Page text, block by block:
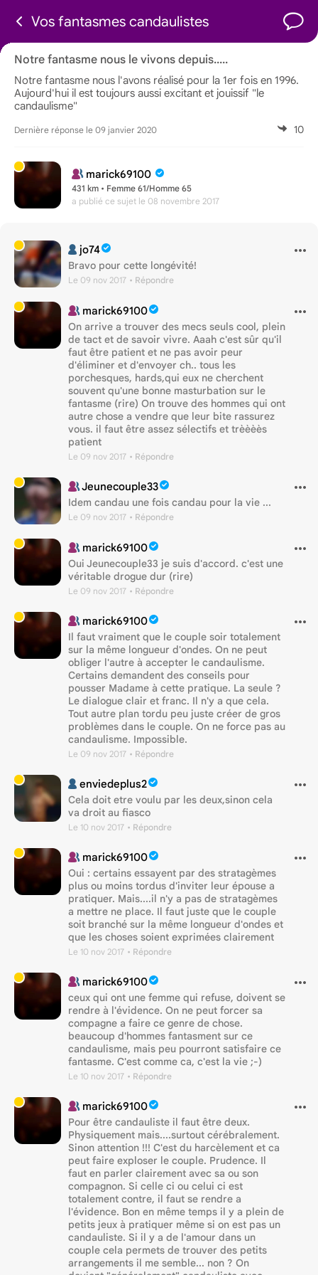
Vos fantasmes candaulistes
Notre fantasme nous le vivons depuis.....
Notre fantasme nous l'avons réalisé pour la 1er fois en 1996.
Aujourd'hui il est toujours aussi excitant et jouissif "le
candaulisme"
Dernière réponse le 09 janvier 2020 10
marick69100
431 km • Femme 61/Homme 65
a publié ce sujet le 08 novembre 2017
jo74
Bravo pour cette longévité!
Le 09 nov 2017 • Répondre
marick69100
On arrive a trouver des mecs seuls cool, plein
de tact et de savoir vivre. Aaah c'est sûr qu'il
faut être patient et ne pas avoir peur
d'éliminer et d'envoyer ch.. tous les
porchesques, hards,qui eux ne cherchent
souvent qu'une bonne masturbation sur le
fantasme (rire) On trouve des hommes qui ont
autre chose a vendre que leur bite rassurez
vous. il faut être assez sélectifs et trèèèès
patient
Le 09 nov 2017 • Répondre
Jeunecouple33
Idem candau une fois candau pour la vie ...
Le 09 nov 2017 • Répondre
marick69100
Oui Jeunecouple33 je suis d'accord. c'est une
véritable drogue dur (rire)
Le 09 nov 2017 • Répondre
marick69100
Il faut vraiment que le couple soir totalement
sur la même longueur d'ondes. On ne peut
obliger l'autre à accepter le candaulisme.
Certains demandent des conseils pour
pousser Madame à cette pratique. La seule ?
Le dialogue clair et franc. Il n'y a que cela.
Tout autre plan tordu peu juste créer de gros
problèmes dans le couple. On ne force pas au
candaulisme. Impossible.
Le 09 nov 2017 • Répondre
enviedeplus2
Cela doit etre voulu par les deux,sinon cela
va droit au fiasco
Le 10 nov 2017 • Répondre
marick69100
Oui : certains essayent par des stratagèmes
plus ou moins tordus d'inviter leur épouse a
pratiquer. Mais....il n'y a pas de stratagèmes
a mettre ne place. Il faut juste que le couple
soit branché sur la même longueur d'ondes et
que les choses soient exprimées clairement
Le 10 nov 2017 • Répondre
marick69100
ceux qui ont une femme qui refuse, doivent se
rendre à l'évidence. On ne peut forcer sa
compagne a faire ce genre de chose.
beaucoup d'hommes fantasment sur ce
candaulisme, mais peu pourront satisfaire ce
fantasme. C'est comme ca, c'est la vie ;-)
Le 10 nov 2017 • Répondre
marick69100
Pour être candauliste il faut être deux.
Physiquement mais....surtout cérébralement.
Sinon attention !!! C'est du harcèlement et ca
peut faire exploser le couple. Prudence. Il
faut en parler clairement avec sa ou son
compagnon. Si celle ci ou celui ci est
totalement contre, il faut se rendre a
l'évidence. Bon en même temps il y a plein de
petits jeux à pratiquer même si on est pas un
candauliste. Si il y a de l'amour dans un
couple cela permets de trouver des petits
arrangements il me semble... non ? On